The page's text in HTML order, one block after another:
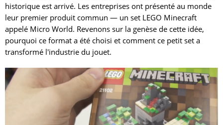
historique est arrivé. Les entreprises ont présenté au monde
leur premier produit commun — un set LEGO Minecraft
appelé Micro World. Revenons sur la genèse de cette idée,
pourquoi ce format a été choisi et comment ce petit set a
transformé l'industrie du jouet.